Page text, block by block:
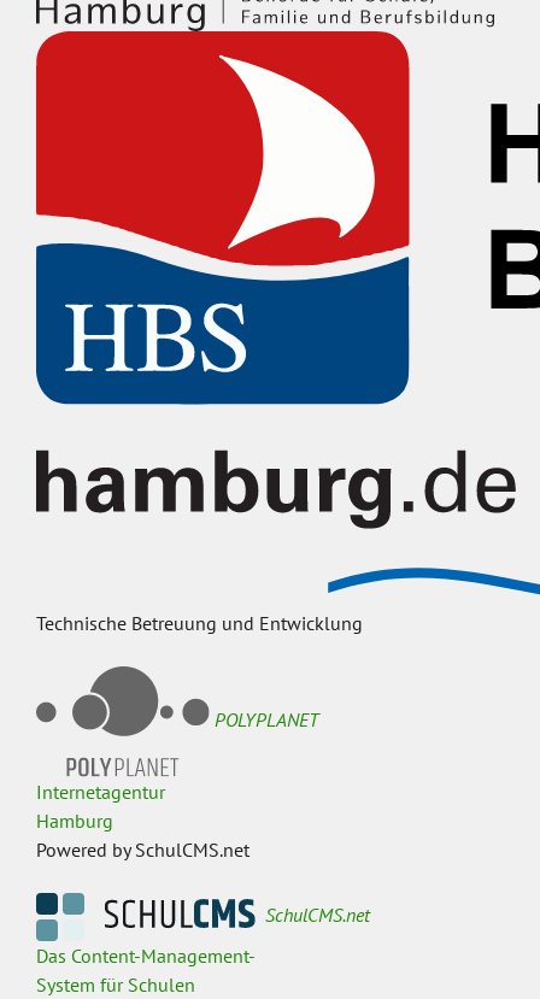
Technische Betreuung und Entwicklung
POLYPLANET
Internetagentur
Hamburg
Powered by SchulCMS.net
SchulCMS.net
Das Content-Management-
System für Schulen